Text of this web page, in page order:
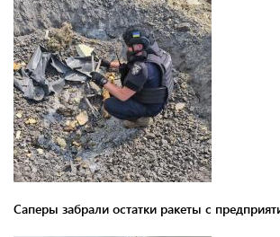
Саперы забрали остатки ракеты с